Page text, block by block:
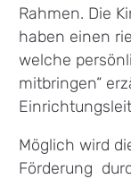
Rahmen. Die
haben einen
welche
mitbringen“
Möglich wird
Förderung